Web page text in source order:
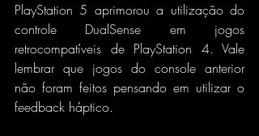
PlayStation 5 aprimorou a utilização do
controle DualSense em jogos
retrocompatíveis de PlayStation 4. Vale
lembrar que jogos do console anterior
não foram feitos pensando em utilizar o
feedback háptico.